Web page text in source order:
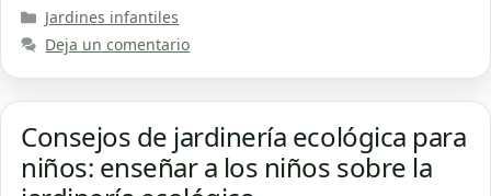
Categorías
Jardines infantiles
Deja un comentario
Consejos de jardinería ecológica para
niños: enseñar a los niños sobre la